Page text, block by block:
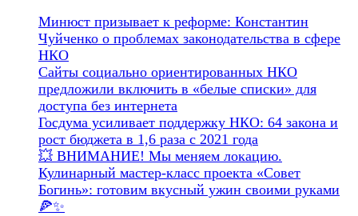
Минюст призывает к реформе: Константин
Чуйченко о проблемах законодательства в сфере
НКО
Сайты социально ориентированных НКО
предложили включить в «белые списки» для
доступа без интернета
Госдума усиливает поддержку НКО: 64 закона и
рост бюджета в 1,6 раза с 2021 года
💥 ВНИМАНИЕ! Мы меняем локацию.
Кулинарный мастер-класс проекта «Совет
Богинь»: готовим вкусный ужин своими руками
🍕✨